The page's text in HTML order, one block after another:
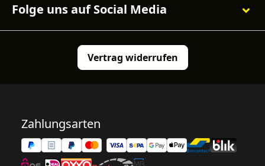
Folge uns auf Social Media
Vertrag widerrufen
Zahlungsarten